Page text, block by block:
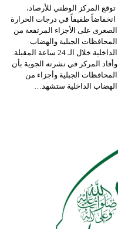
توقع المركز الوطني للأرصاد،
انخفاضاً طفيفاً في درجات الحرارة
الصغرى على الأجزاء المرتفعة من
المحافظات الجبلية والهضاب
الداخلية خلال الـ 24 ساعة المقبلة.
وأفاد المركز في نشرته الجوية بأن
المحافظات الجبلية وأجزاء من
الهضاب الداخلية ستشهد…